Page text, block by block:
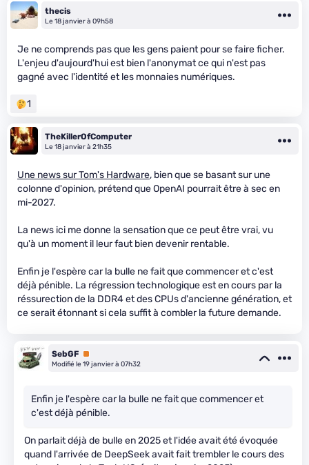
thecis
Le 18 janvier à 09h58
Je ne comprends pas que les gens paient pour se faire ficher.
L'enjeu d'aujourd'hui est bien l'anonymat ce qui n'est pas
gagné avec l'identité et les monnaies numériques.
1
TheKillerOfComputer
Le 18 janvier à 21h35
Une news sur Tom's Hardware, bien que se basant sur une
colonne d'opinion, prétend que OpenAI pourrait être à sec en
mi-2027.
La news ici me donne la sensation que ce peut être vrai, vu
qu'à un moment il leur faut bien devenir rentable.
Enfin je l'espère car la bulle ne fait que commencer et c'est
déjà pénible. La régression technologique est en cours par la
réssurection de la DDR4 et des CPUs d'ancienne génération, et
ce serait étonnant si cela suffit à combler la future demande.
SebGF Premium
Modifié le 19 janvier à 07h32
Enfin je l'espère car la bulle ne fait que commencer et
c'est déjà pénible.
On parlait déjà de bulle en 2025 et l'idée avait été évoquée
quand l'arrivée de DeepSeek avait fait trembler le cours des